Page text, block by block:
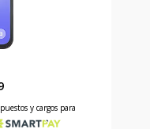
and 99 cents
y cargos para